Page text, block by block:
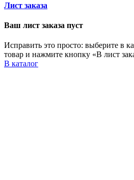
Лист заказа
Ваш лист заказа пуст
Исправить это просто: выберите в
товар и нажмите кнопку «В лист
В каталог